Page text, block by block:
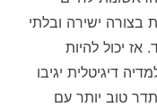
בצורה ישירה ובלתי
אז יכול להיות
דיגיטלית יגיבו
טוב יותר עם